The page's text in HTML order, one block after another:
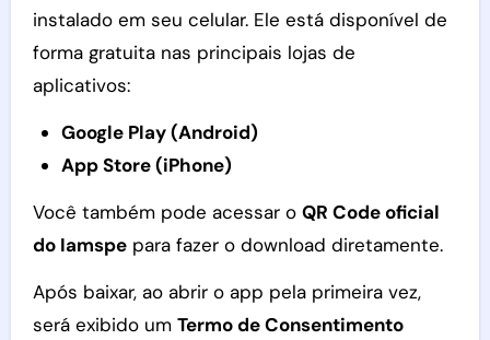
instalado em seu celular. Ele está disponível de
forma gratuita nas principais lojas de
aplicativos:
Google Play (Android)
App Store (iPhone)
Você também pode acessar o QR Code oficial
do Iamspepara fazer o download diretamente.
Após baixar, ao abrir o app pela primeira vez,
será exibido um Termo de Consentimento